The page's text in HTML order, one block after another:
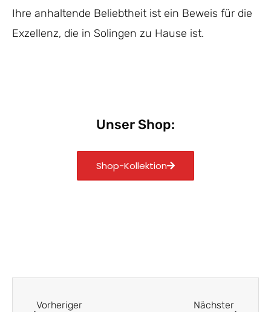
Ihre anhaltende Beliebtheit ist ein Beweis für die
Exzellenz, die in Solingen zu Hause ist.
Unser Shop:
Shop-Kollektion
Vorheriger Nächster